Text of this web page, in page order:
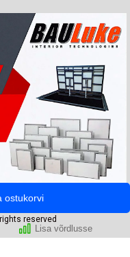
ostukorvi
Lisa võrdlusse
reserved